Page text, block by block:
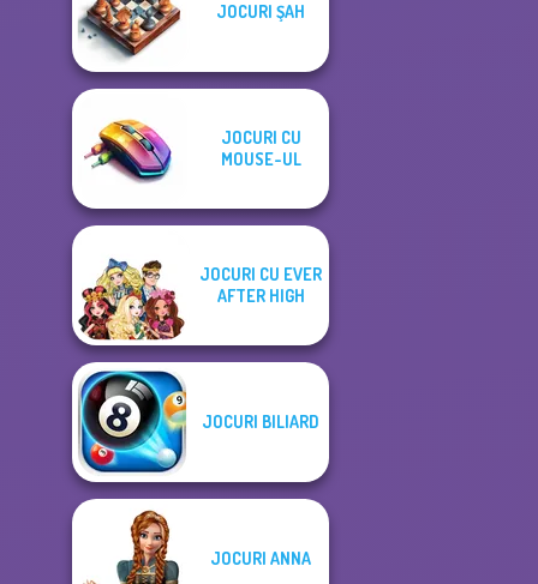
JOCURI ŞAH
JOCURI CU
MOUSE-UL
JOCURI CU EVER
AFTER HIGH
JOCURI BILIARD
JOCURI ANNA